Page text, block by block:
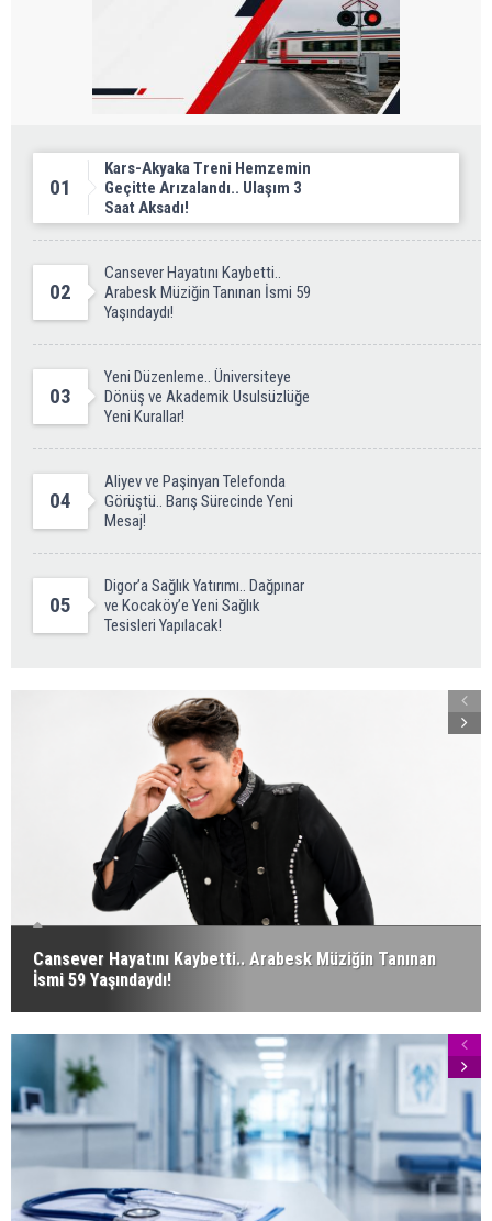
01
Kars-Akyaka Treni Hemzemin
Geçitte Arızalandı.. Ulaşım 3
Saat Aksadı!
02
Cansever Hayatını Kaybetti..
Arabesk Müziğin Tanınan İsmi 59
Yaşındaydı!
03
Yeni Düzenleme.. Üniversiteye
Dönüş ve Akademik Usulsüzlüğe
Yeni Kurallar!
04
Aliyev ve Paşinyan Telefonda
Görüştü.. Barış Sürecinde Yeni
Mesaj!
05
Digor’a Sağlık Yatırımı.. Dağpınar
ve Kocaköy’e Yeni Sağlık
Tesisleri Yapılacak!
Cansever Hayatını Kaybetti.. Arabesk Müziğin Tanınan
İsmi 59 Yaşındaydı!